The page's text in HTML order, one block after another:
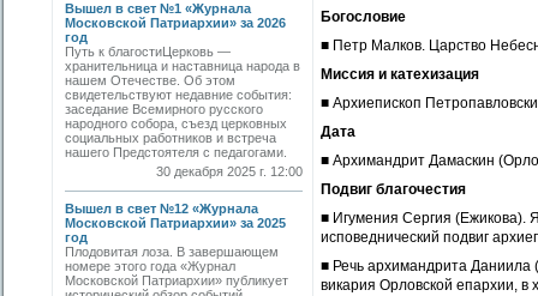
Вышел в свет №1 «Журнала
Московской Патриархии» за 2026
год
Путь к благостиЦерковь —
хранительница и наставница народа в
нашем Отечестве. Об этом
свидетельствуют недавние события:
заседание Всемирного русского
народного собора, съезд церковных
социальных работников и встреча
нашего Предстоятеля с педагогами.
30 декабря 2025 г. 12:00
Вышел в свет №12 «Журнала
Московской Патриархии» за 2025
год
Плодовитая лоза. В завершающем
номере этого года «Журнал
Московской Патриархии» публикует
Богословие
■ Петр Малков. Царство
Миссия и катехизация
■ Архиепископ
Дата
■ Архимандрит Дамаскин
Подвиг благочестия
■ Игумения Сергия (Ежикова).
исповеднический подвиг
■ Речь архимандрита Даниила
викария Орловской епархии, в